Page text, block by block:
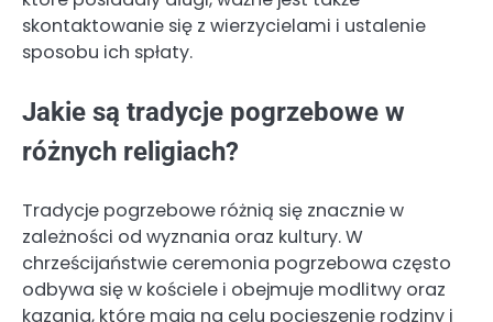
skontaktowanie się z wierzycielami i ustalenie
sposobu ich spłaty.
Jakie są tradycje pogrzebowe w
różnych religiach?
Tradycje pogrzebowe różnią się znacznie w
zależności od wyznania oraz kultury. W
chrześcijaństwie ceremonia pogrzebowa często
odbywa się w kościele i obejmuje modlitwy oraz
kazania, które mają na celu pocieszenie rodziny i